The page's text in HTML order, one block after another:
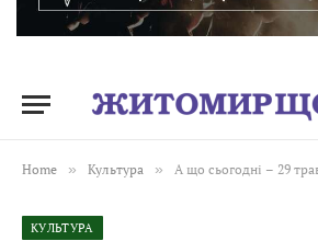
Home » Культура » А що сьогодні – 29
КУЛЬТУРА